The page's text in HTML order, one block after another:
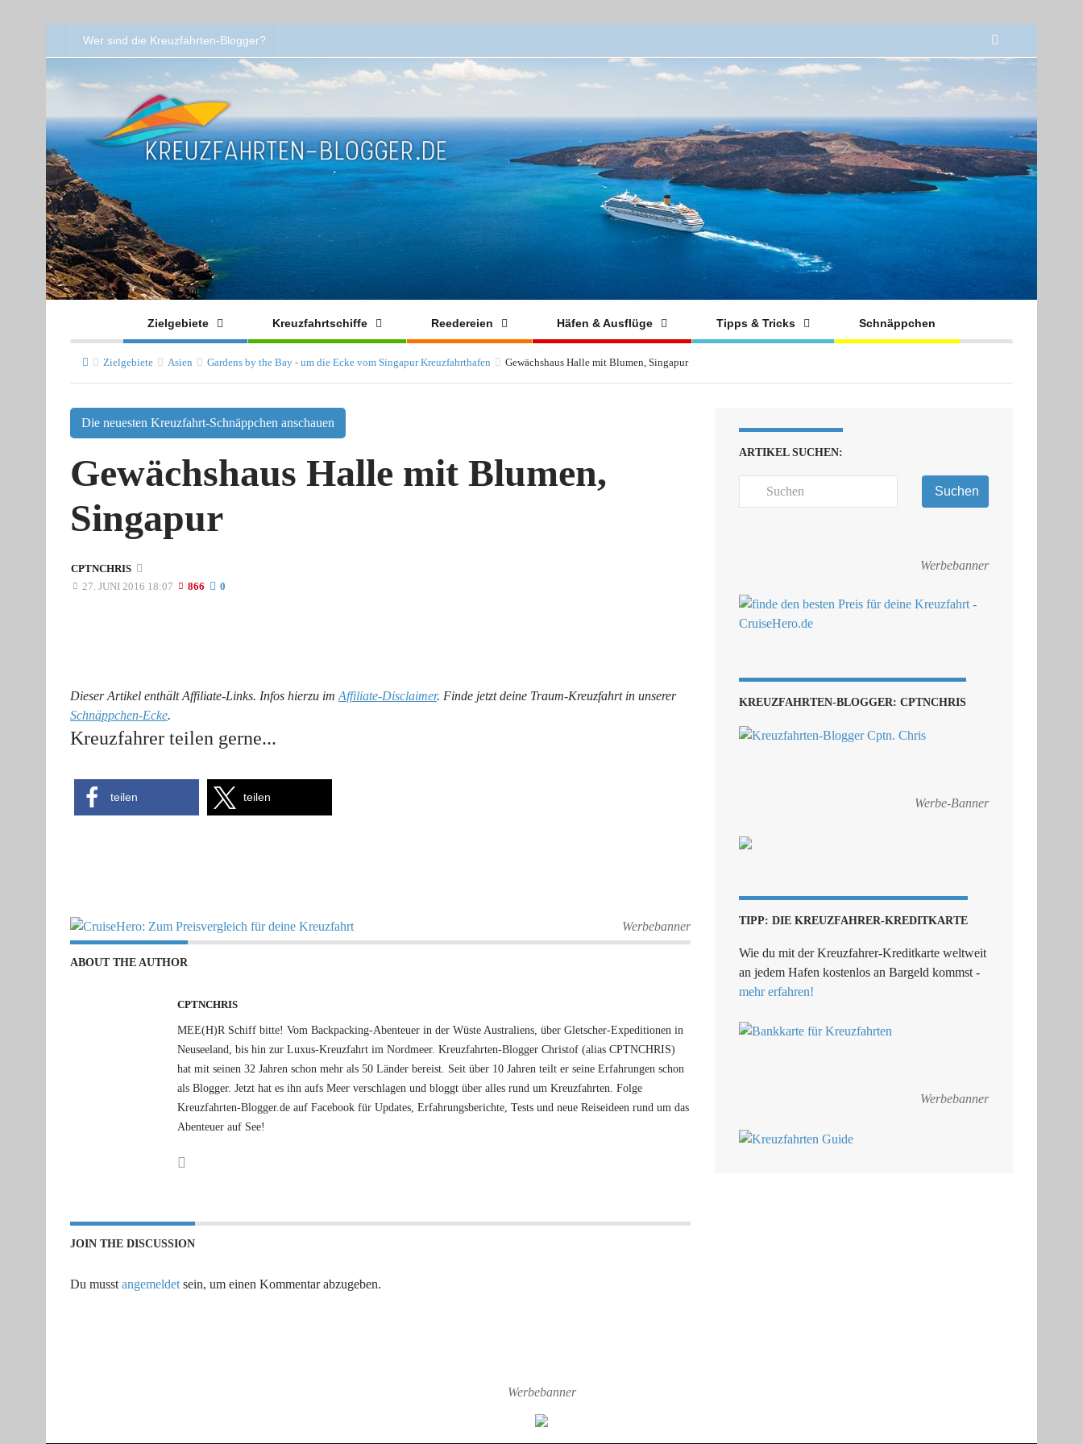
Wer sind die Kreuzfahrten-Blogger?
Zielgebiete Kreuzfahrtschiffe Reedereien Häfen & Ausflüge Tipps & Tricks Schnäppchen
Zielgebiete Asien Gardens by the Bay - um die Ecke vom Singapur Kreuzfahrthafen Gewächshaus Halle mit Blumen, Singapur
Die neuesten Kreuzfahrt-Schnäppchen anschauen
Gewächshaus Halle mit Blumen,
Singapur
CPTNCHRIS
27. JUNI 2016 18:07
866 0
Dieser Artikel enthält Affiliate-Links. Infos hierzu im Affiliate-Disclaimer. Finde jetzt deine Traum-Kreuzfahrt in unserer
Schnäppchen-Ecke.
Kreuzfahrer teilen gerne...
teilen teilen
Werbebanner
ABOUT THE AUTHOR
CPTNCHRIS
MEE(H)R Schiff bitte! Vom Backpacking-Abenteuer in der Wüste Australiens, über Gletscher-Expeditionen in
Neuseeland, bis hin zur Luxus-Kreuzfahrt im Nordmeer. Kreuzfahrten-Blogger Christof (alias CPTNCHRIS)
hat mit seinen 32 Jahren schon mehr als 50 Länder bereist. Seit über 10 Jahren teilt er seine Erfahrungen schon
als Blogger. Jetzt hat es ihn aufs Meer verschlagen und bloggt über alles rund um Kreuzfahrten. Folge
Kreuzfahrten-Blogger.de auf Facebook für Updates, Erfahrungsberichte, Tests und neue Reiseideen rund um das
Abenteuer auf See!
JOIN THE DISCUSSION
Du musst angemeldet sein, um einen Kommentar abzugeben.
ARTIKEL SUCHEN:
Suchen
Werbebanner
KREUZFAHRTEN-BLOGGER: CPTNCHRIS
Werbe-Banner
TIPP: DIE KREUZFAHRER-KREDITKARTE
Wie du mit der Kreuzfahrer-Kreditkarte weltweit
an jedem Hafen kostenlos an Bargeld kommst -
mehr erfahren!
Werbebanner
Werbebanner